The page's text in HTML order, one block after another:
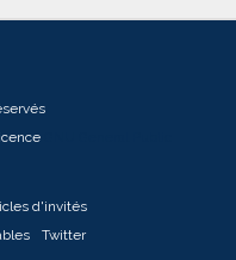
d'invités
Twitter